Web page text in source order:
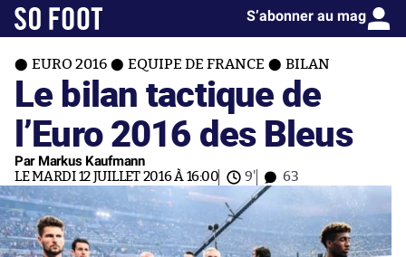
S’abonner au mag
EURO 2016 EQUIPE DE FRANCE BILAN
Le bilan tactique de
l’Euro 2016 des Bleus
Par Markus Kaufmann
LE MARDI 12 JUILLET 2016 À 16:00 9' 63